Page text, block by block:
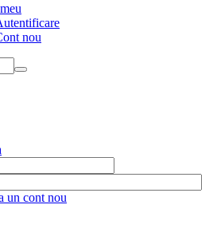
nou
un cont nou